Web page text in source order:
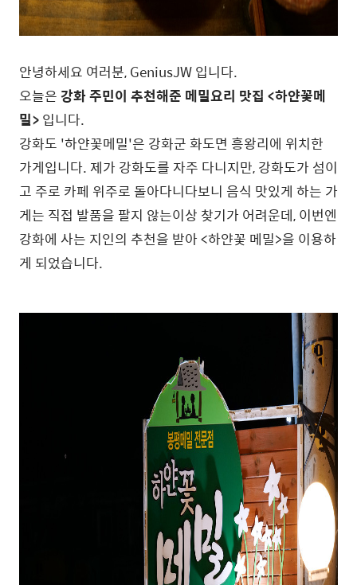
안녕하세요 여러분, GeniusJW 입니다.
오늘은 강화 주민이 추천해준 메밀요리 맛집 <하얀꽃메
밀>입니다.
강화도 '하얀꽃메밀'은 강화군 화도면 흥왕리에 위치한
가게입니다. 제가 강화도를 자주 다니지만, 강화도가 섬이
고 주로 카페 위주로 돌아다니다보니 음식 맛있게 하는 가
게는 직접 발품을 팔지 않는이상 찾기가 어려운데, 이번엔
강화에 사는 지인의 추천을 받아 <하얀꽃 메밀>을 이용하
게 되었습니다.